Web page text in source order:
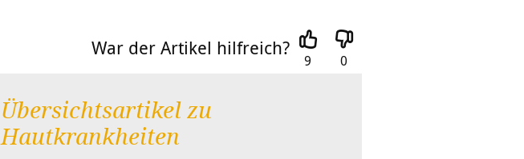
War der Artikel hilfreich?
9 0
Übersichtsartikel zu
Hautkrankheiten